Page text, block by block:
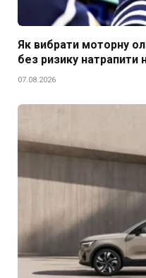
Як вибрати моторну
без ризику натрапити
07.08.2026